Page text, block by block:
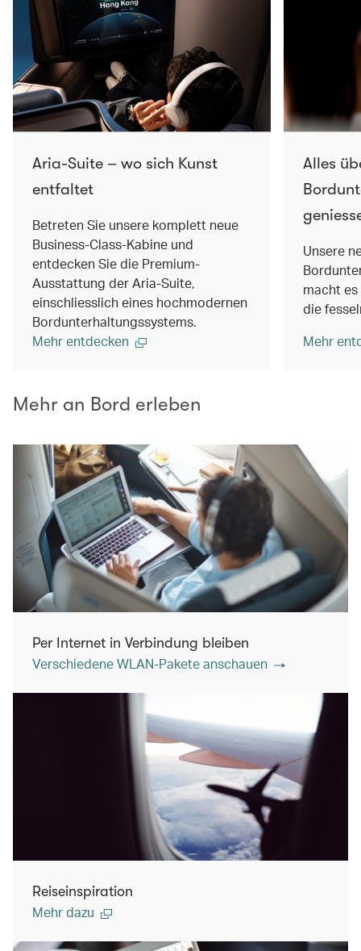
Aria-Suite – wo sich Kunst
entfaltet
Betreten Sie unsere komplett neue
Business-Class-Kabine und
entdecken Sie die Premium-
Ausstattung der Aria-Suite,
einschliesslich eines hochmodernen
Bordunterhaltungssystems.
Mehr entdecken
Alles
Unsere
macht es
die
Mehr
Mehr an Bord erleben
Per Internet in Verbindung bleiben
Verschiedene WLAN-Pakete anschauen
Reiseinspiration
Mehr dazu